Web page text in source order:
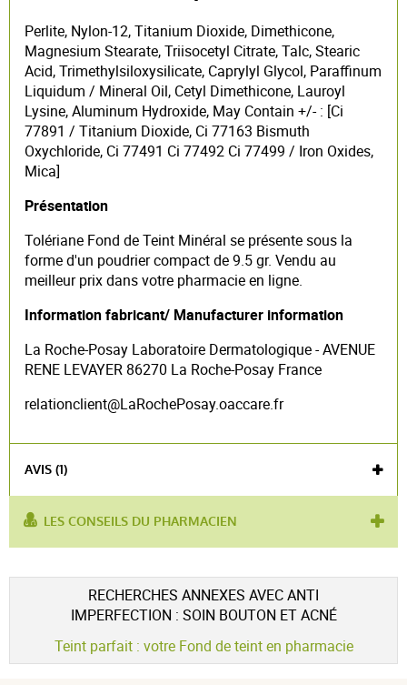
Perlite, Nylon-12, Titanium Dioxide, Dimethicone,
Magnesium Stearate, Triisocetyl Citrate, Talc, Stearic
Acid, Trimethylsiloxysilicate, Caprylyl Glycol, Paraffinum
Liquidum / Mineral Oil, Cetyl Dimethicone, Lauroyl
Lysine, Aluminum Hydroxide, May Contain +/- : [Ci
77891 / Titanium Dioxide, Ci 77163 Bismuth
Oxychloride, Ci 77491 Ci 77492 Ci 77499 / Iron Oxides,
Mica]
Présentation
Tolériane Fond de Teint Minéral se présente sous la
forme d'un poudrier compact de 9.5 gr. Vendu au
meilleur prix dans votre pharmacie en ligne.
Information fabricant/ Manufacturer information
La Roche-Posay Laboratoire Dermatologique - AVENUE
RENE LEVAYER 86270 La Roche-Posay France
relationclient@LaRochePosay.oaccare.fr
AVIS (1)
Voir l'attestation de confiance
Avis soumis à un contrôle
5 / 5
LES CONSEILS DU PHARMACIEN
RECHERCHES ANNEXES AVEC ANTI
IMPERFECTION : SOIN BOUTON ET ACNÉ
Teint parfait : votre Fond de teint en pharmacie